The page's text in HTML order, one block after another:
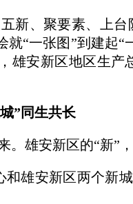
新、聚要素、上
就“一张图”到建起
雄安新区地区生产
”同生共长
。雄安新区的“新”
和雄安新区两个新